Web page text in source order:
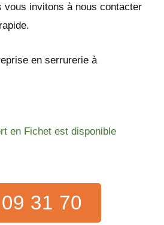
vous invitons à nous contacter
en serrurerie à
en Fichet est disponible
31 70